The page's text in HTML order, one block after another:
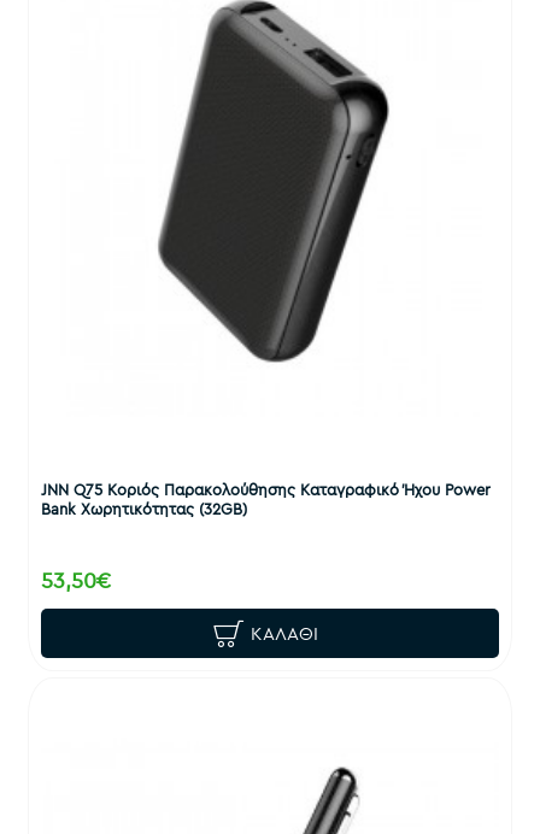
JNN Q75 Κοριός Παρακολούθησης Καταγραφικό Ήχου Power
Bank Χωρητικότητας (32GB)
53,50€
ΚΑΛΆΘΙ